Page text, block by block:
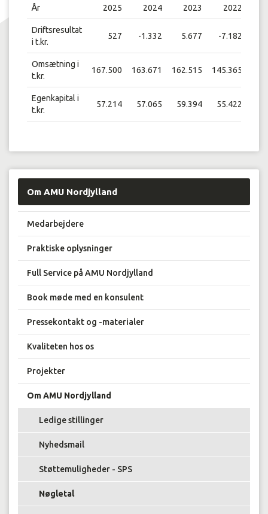
År 2025 2024 2023 2022
Driftsresultat
i t.kr.
527 -1.332 5.677 -7.182
Omsætning i
t.kr.
167.500 163.671 162.515 145.365
Egenkapital i
t.kr.
57.214 57.065 59.394 55.422
Om AMU Nordjylland
Medarbejdere
Praktiske oplysninger
Full Service på AMU Nordjylland
Book møde med en konsulent
Pressekontakt og -materialer
Kvaliteten hos os
Projekter
Om AMU Nordjylland
Ledige stillinger
Nyhedsmail
Støttemuligheder - SPS
Nøgletal